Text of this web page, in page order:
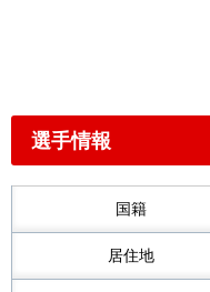
選手情報
国籍
居住地